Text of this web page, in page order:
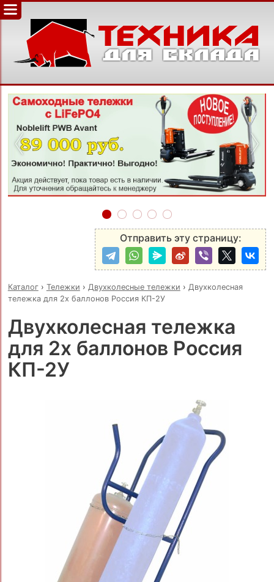
‹ ›
Отправить эту страницу:
Каталог› Тележки › Двухколесные тележки › Двухколесная
тележка для 2х баллонов Россия КП-2У
Двухколесная тележка
для 2х баллонов Россия
КП-2У